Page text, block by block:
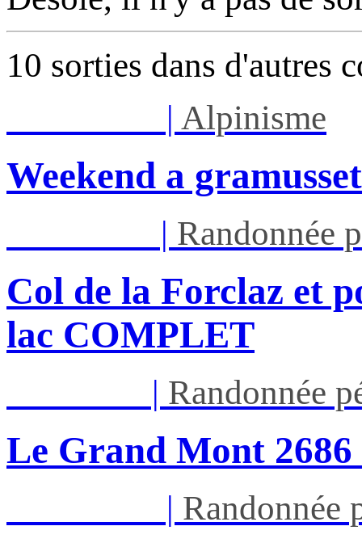
10 sorties dans d'autres
| Alpinisme
Weekend a gramusset
| Randonnée
Col de la Forclaz et
lac COMPLET
| Randonnée
Le Grand Mont
| Randonnée